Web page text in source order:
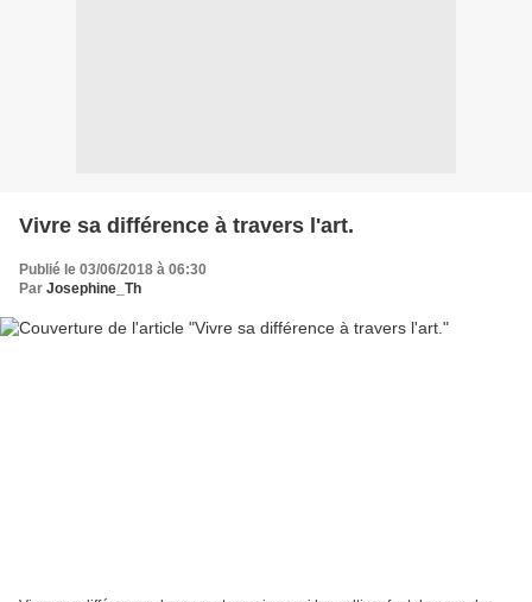
Vivre sa différence à travers l'art.
Publié le 03/06/2018 à 06:30
Par Josephine_Th